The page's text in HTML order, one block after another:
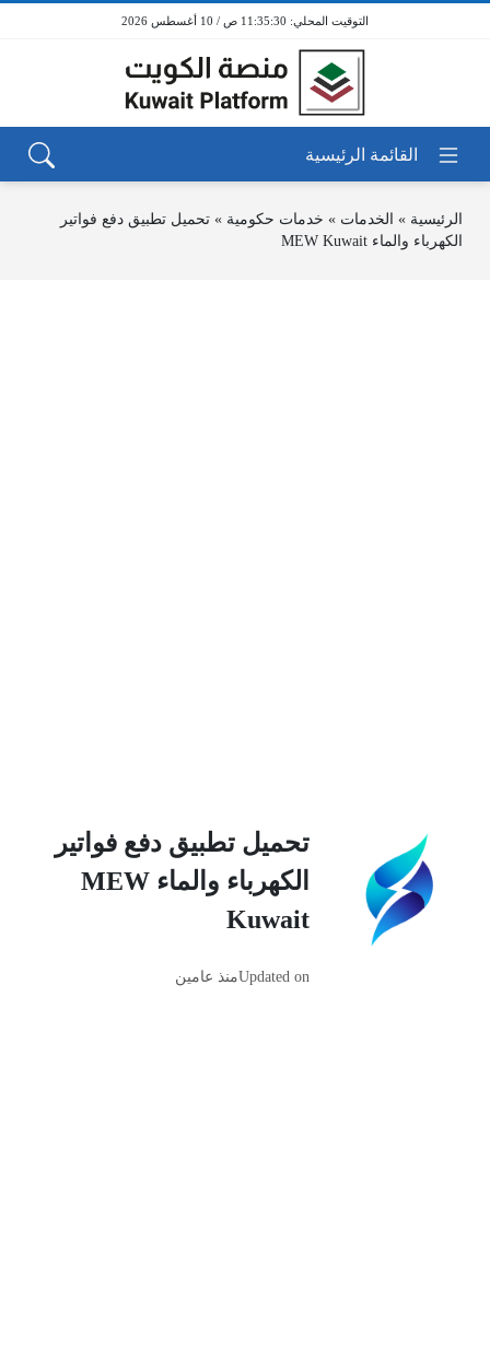
11:35:30 ص / 10 أغسطس 2026
الرئيسية » الخدمات » خدمات حكومية » تحميل تطبيق دفع فواتير
الكهرباء والماء MEW Kuwait
تحميل تطبيق دفع فواتير
الكهرباء والماء MEW
Kuwait
Updated onمنذ عامين